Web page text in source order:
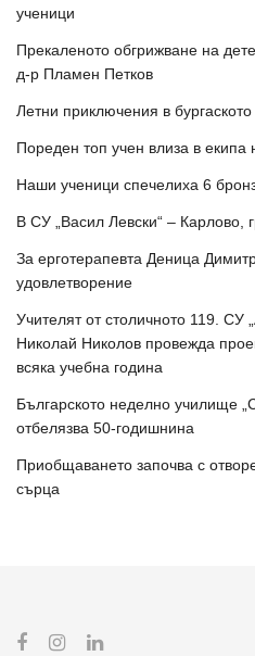
ученици
Прекаленото обгрижване на
д-р Пламен Петков
Летни приключения в
Пореден топ учен влиза в екипа
Наши ученици спечелиха 6
В СУ „Васил Левски“ – Карлово,
За ерготерапевта Деница
удовлетворение
Учителят от столичното 119. СУ
Николай Николов провежда
всяка учебна година
Българското неделно училище
отбелязва 50-годишнина
Приобщаването започва с
сърца